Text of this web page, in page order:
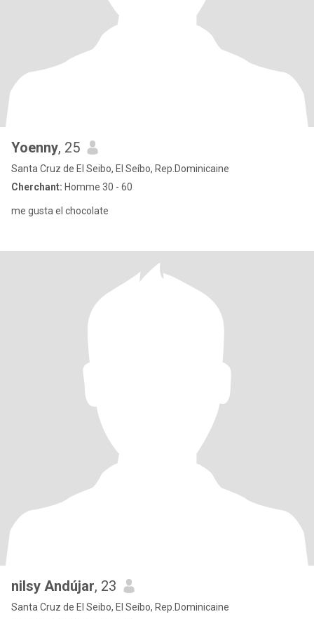
Yoenny, 25
Santa Cruz de El Seibo, El Seíbo, Rep.Dominicaine
Cherchant: Homme 30 - 60
me gusta el chocolate
nilsy Andújar, 23
Santa Cruz de El Seibo, El Seíbo, Rep.Dominicaine